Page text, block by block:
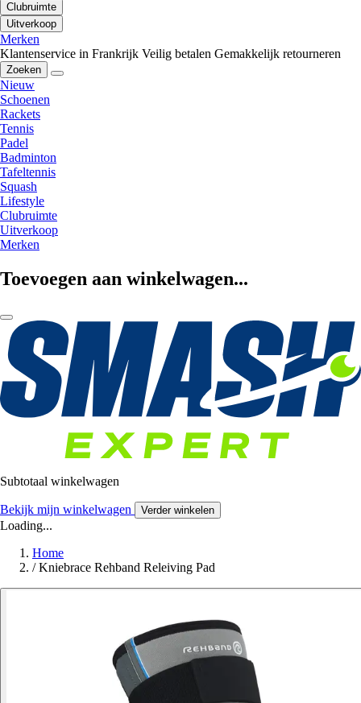
Clubruimte
Uitverkoop
Merken
Klantenservice in Frankrijk Veilig betalen Gemakkelijk retourneren
Zoeken
Nieuw
Schoenen
Rackets
Tennis
Padel
Badminton
Tafeltennis
Squash
Lifestyle
Clubruimte
Uitverkoop
Merken
Toevoegen aan winkelwagen...
Subtotaal winkelwagen
Bekijk mijn winkelwagen Verder winkelen
Loading...
Home
/ Kniebrace Rehband Releiving Pad